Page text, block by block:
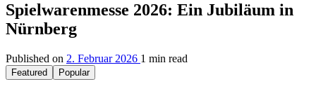
Spielwarenmesse 2026: Ein Jubiläum in
Nürnberg
Published on 2. Februar 2026 1 min read
Featured Popular